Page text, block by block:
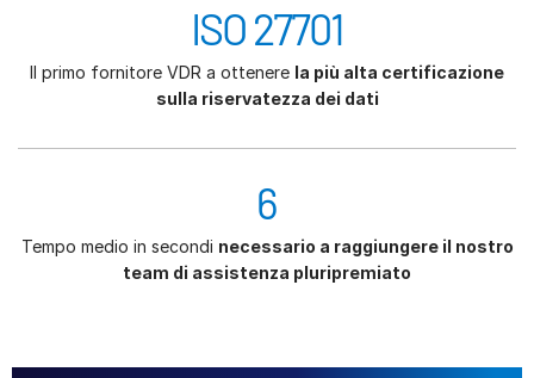
ISO 27701
Il primo fornitore VDR a ottenere la più alta certificazione
sulla riservatezza dei dati
6
Tempo medio in secondi necessario a raggiungere il nostro
team di assistenza pluripremiato